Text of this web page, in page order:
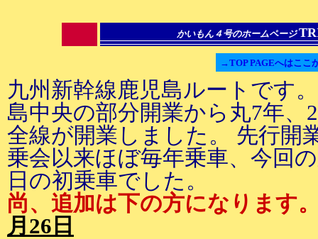
かいもん４号のホームページ
→TOP PAGEへはここ
九州新幹線鹿児島ルートです
島中央の部分開業から丸7年、
全線が開業しました。 先行開
乗会以来ほぼ毎年乗車、今回
日の初乗車でした。
尚、追加は下の方になります
月26日